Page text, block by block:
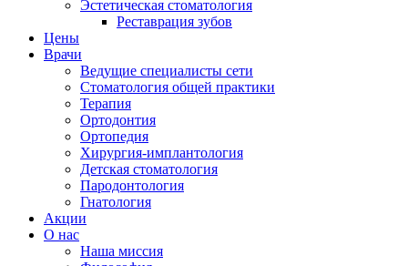
Эстетическая стоматология
Реставрация зубов
Цены
Врачи
Ведущие специалисты сети
Стоматология общей практики
Терапия
Ортодонтия
Ортопедия
Хирургия-имплантология
Детская стоматология
Пародонтология
Гнатология
Акции
О нас
Наша миссия